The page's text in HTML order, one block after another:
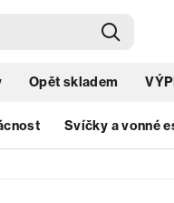
Opět skladem
Svíčky a vonné